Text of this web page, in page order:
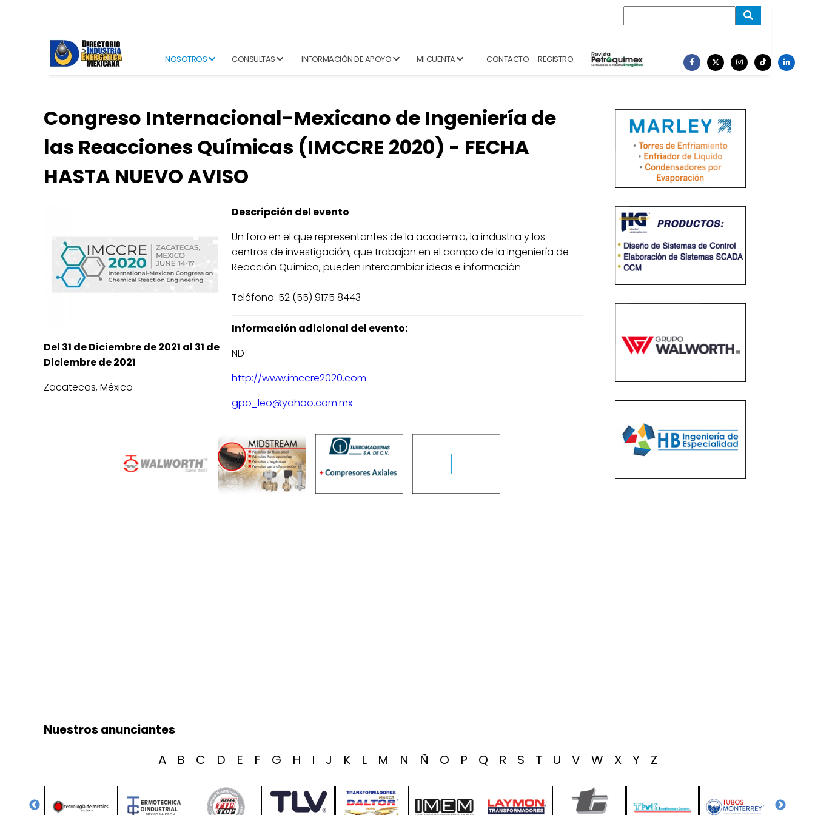
NOSOTROS CONSULTAS INFORMACIÓN DE APOYO MI CUENTA CONTACTO REGISTRO
Congreso Internacional-Mexicano de Ingeniería de
las Reacciones Químicas (IMCCRE 2020) - FECHA
HASTA NUEVO AVISO
Del 31 de Diciembre de 2021 al 31 de
Diciembre de 2021
Zacatecas, México
Descripción del evento
Un foro en el que representantes de la academia, la industria y los
centros de investigación, que trabajan en el campo de la Ingeniería de
Reacción Química, pueden intercambiar ideas e información.
Teléfono: 52 (55) 9175 8443
Información adicional del evento:
ND
http://www.imccre2020.com
gpo_leo@yahoo.com.mx
Nuestros anunciantes
A B C D E F G H I J K L M N Ñ O P Q R S T U V W X Y Z